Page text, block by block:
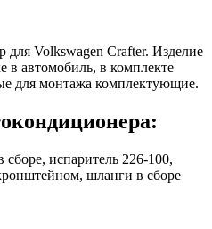
Volkswagen Crafter. Изделие
в автомобиль, в комплекте
для монтажа комплектующие.
испаритель 226-100,
шланги в сборе